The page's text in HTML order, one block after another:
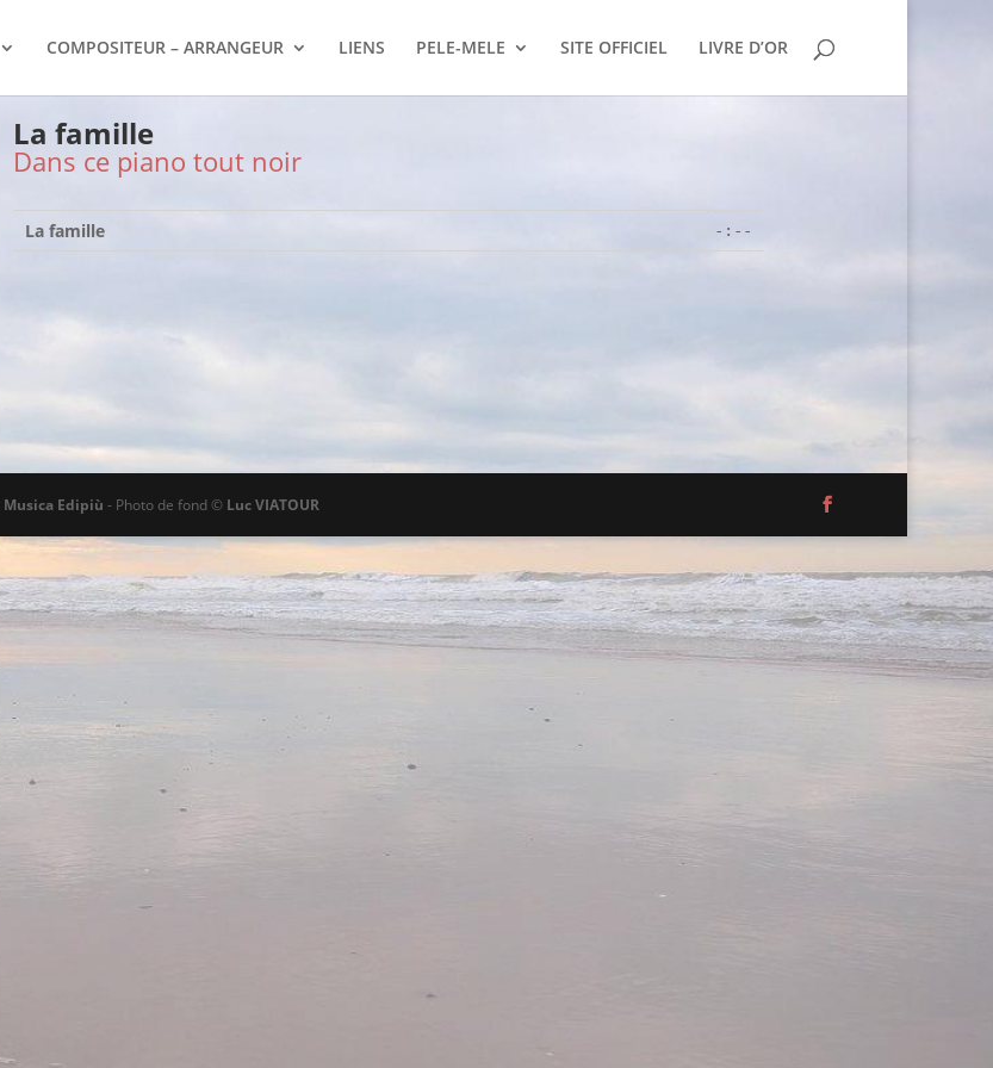
COMPOSITEUR – ARRANGEUR LIENS PELE-MELE SITE OFFICIEL LIVRE D’OR
La famille
Dans ce piano tout noir
La famille -:--
Musica Edipiù - Photo de fond © Luc VIATOUR